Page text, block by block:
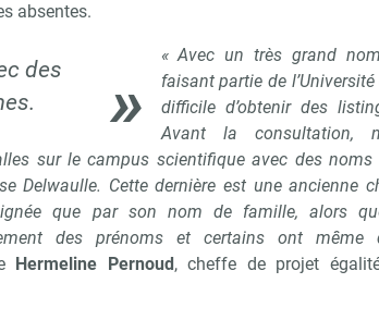
absentes.
des
« Avec un très grand
faisant partie de
difficile d’obtenir des
Avant la consultation,
sur le campus scientifique avec des
Delwaulle. Cette dernière est une ancienne
que par son nom de famille, alors
des prénoms et certains ont même
Hermeline Pernoud, cheffe de projet